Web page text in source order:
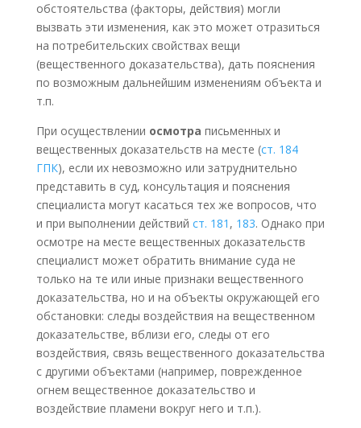
обстоятельства (факторы, действия) могли
вызвать эти изменения, как это может отразиться
на потребительских свойствах вещи
(вещественного доказательства), дать пояснения
по возможным дальнейшим изменениям объекта и
т.п.
При осуществлении осмотра письменных и
вещественных доказательств на месте (ст. 184
ГПК), если их невозможно или затруднительно
представить в суд, консультация и пояснения
специалиста могут касаться тех же вопросов, что
и при выполнении действий ст. 181 , 183. Однако при
осмотре на месте вещественных доказательств
специалист может обратить внимание суда не
только на те или иные признаки вещественного
доказательства, но и на объекты окружающей его
обстановки: следы воздействия на вещественном
доказательстве, вблизи его, следы от его
воздействия, связь вещественного доказательства
с другими объектами (например, поврежденное
огнем вещественное доказательство и
воздействие пламени вокруг него и т.п.).